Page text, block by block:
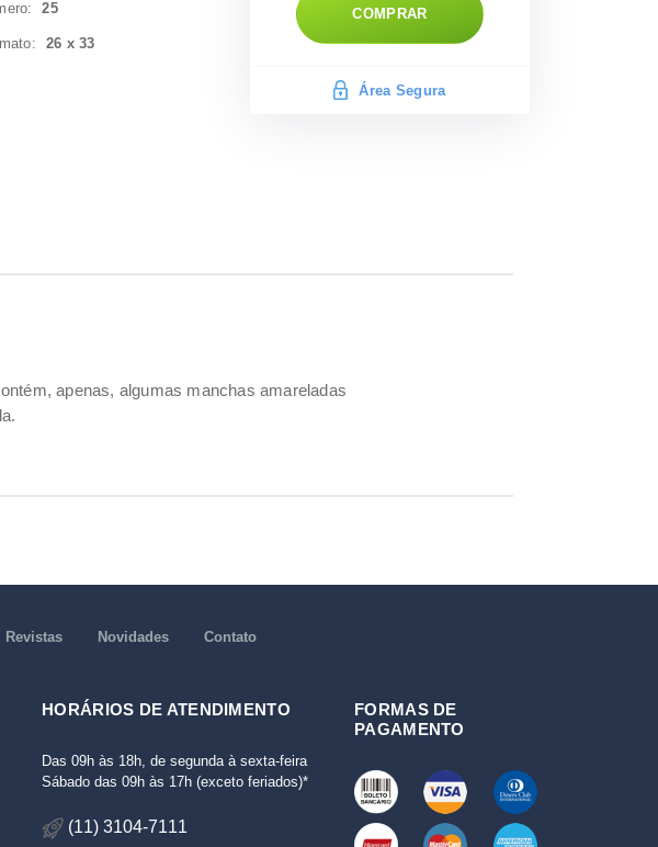
25
26 x 33
COMPRAR
Área Segura
apenas, algumas manchas amareladas
Revistas Novidades Contato
HORÁRIOS DE ATENDIMENTO
Das 09h às 18h, de segunda à sexta-feira
Sábado das 09h às 17h (exceto feriados)*
(11) 3104-7111
FORMAS DE
PAGAMENTO